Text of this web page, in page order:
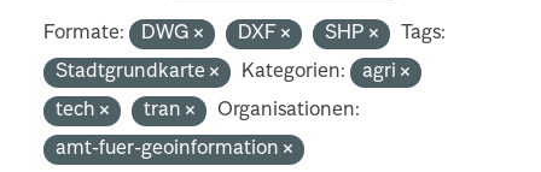
Formate: DWG DXF SHP
Tags:
Stadtgrundkarte
Kategorien:
agri
tech
tran
Organisationen:
amt-fuer-geoinformation